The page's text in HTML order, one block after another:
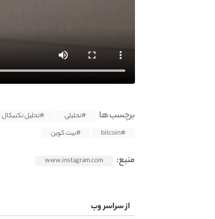
برچسب ها #تحلیلی #تحلیل تکنیکال
#bitcoin
#بیت کوین
منبع: www.instagram.com
از سراسر وب